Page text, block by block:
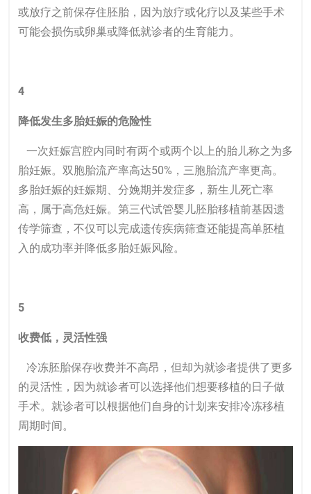
或放疗之前保存住胚胎，因为放疗或化疗以及某些手术
可能会损伤或卵巢或降低就诊者的生育能力。
4
降低发生多胎妊娠的危险性
一次妊娠宫腔内同时有两个或两个以上的胎儿称之为多
胎妊娠。双胞胎流产率高达50%，三胞胎流产率更高。
多胎妊娠的妊娠期、分娩期并发症多，新生儿死亡率
高，属于高危妊娠。 第三代试管婴儿胚胎移植前基因遗
传学筛查，不仅可以完成遗传疾病筛查还能提高单胚植
入的成功率并降低多胎妊娠风险。
5
收费低，灵活性强
冷冻胚胎保存收费并不高昂，但却为就诊者提供了更多
的灵活性，因为就诊者可以选择他们想要移植的日子做
手术。就诊者可以根据他们自身的计划来安排冷冻移植
周期时间。